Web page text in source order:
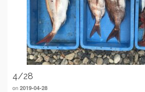
4/28
on 2019-04-28